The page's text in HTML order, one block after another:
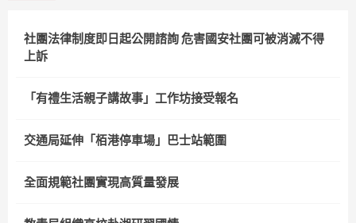
社團法律制度即日起公開諮詢 危害國安社團可被消滅不得
上訴
「有禮生活親子講故事」工作坊接受報名
交通局延伸「栢港停車場」巴士站範圍
全面規範社團實現高質量發展